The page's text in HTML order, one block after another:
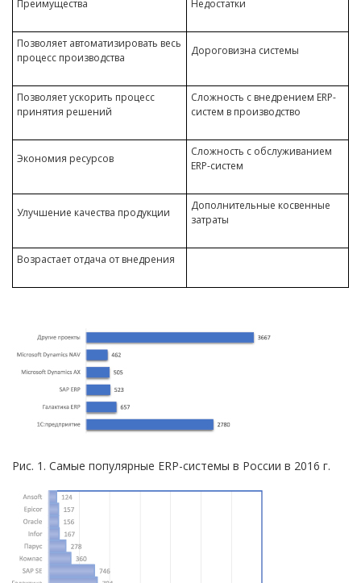
Преимущества Недостатки
Позволяет автоматизировать весь
процесс производства
Дороговизна системы
Позволяет ускорить процесс
принятия решений
Сложность с внедрением ERP-
систем в производство
Экономия ресурсов
Сложность с обслуживанием
ERP-систем
Улучшение качества продукции
Дополнительные косвенные
затраты
Возрастает отдача от внедрения
Рис. 1. Самые популярные ERP-системы в России в 2016 г.